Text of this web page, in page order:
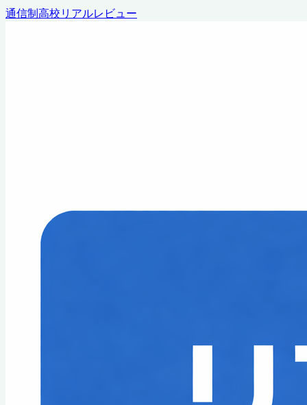
通信制高校リアルレビュー